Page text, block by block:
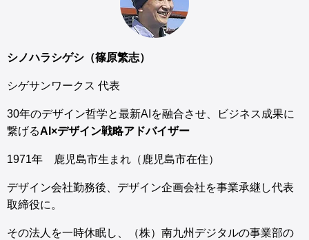
シノハラシゲシ（篠原繁志）
シゲサンワークス 代表
30年のデザイン哲学と最新AIを融合させ、ビジネス成果に
繋げるAI×デザイン戦略アドバイザー
1971年 鹿児島市生まれ（鹿児島市在住）
デザイン会社勤務後、デザイン企画会社を事業承継し代表
取締役に。
その法人を一時休眠し、（株）南九州デジタルの事業部の